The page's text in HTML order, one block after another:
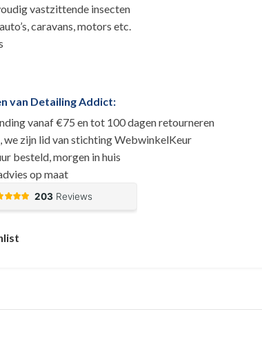
vastzittende insecten
caravans, motors etc.
van Detailing Addict:
vanaf €75 en tot 100 dagen retourneren
we zijn lid van stichting WebwinkelKeur
besteld, morgen in huis
op maat